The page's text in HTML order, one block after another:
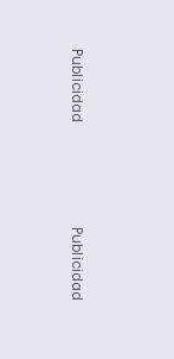
Publicidad
Publicidad